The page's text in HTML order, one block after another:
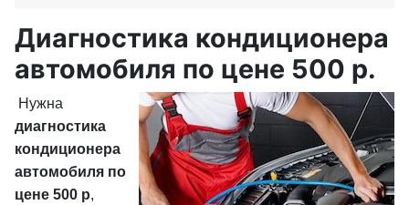
Диагностика кондиционера
автомобиля по цене 500 р.
Нужна
диагностика
кондиционера
автомобиля по
цене 500 р,